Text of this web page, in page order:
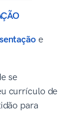
e
se
currículo de
para